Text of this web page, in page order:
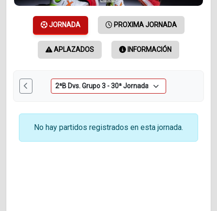
JORNADA PROXIMA JORNADA
APLAZADOS INFORMACIÓN
No hay partidos registrados en esta jornada.